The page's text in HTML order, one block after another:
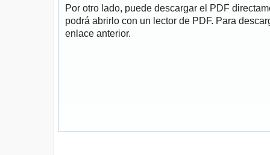
Por otro lado, puede descargar el PDF
podrá abrirlo con un lector de PDF. Para
enlace anterior.